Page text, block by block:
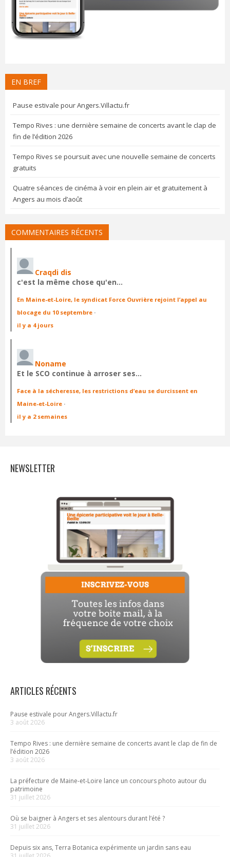
EN BREF
Pause estivale pour Angers.Villactu.fr
Tempo Rives : une dernière semaine de concerts avant le clap de
fin de l’édition 2026
Tempo Rives se poursuit avec une nouvelle semaine de concerts
gratuits
Quatre séances de cinéma à voir en plein air et gratuitement à
Angers au mois d’août
COMMENTAIRES RÉCENTS
Craqdi dis
c'est la même chose qu'en…
En Maine-et-Loire, le syndicat Force Ouvrière rejoint l’appel au
blocage du 10 septembre ·
il y a 4 jours
Noname
Et le SCO continue à arroser ses…
Face à la sécheresse, les restrictions d’eau se durcissent en
Maine-et-Loire ·
il y a 2 semaines
NEWSLETTER
ARTICLES RÉCENTS
Pause estivale pour Angers.Villactu.fr
3 août 2026
Tempo Rives : une dernière semaine de concerts avant le clap de fin de
l’édition 2026
3 août 2026
La préfecture de Maine-et-Loire lance un concours photo autour du
patrimoine
31 juillet 2026
Où se baigner à Angers et ses alentours durant l’été ?
31 juillet 2026
Depuis six ans, Terra Botanica expérimente un jardin sans eau